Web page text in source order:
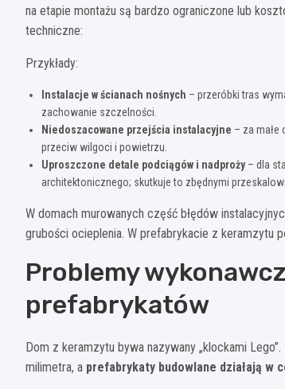
na etapie montażu są bardzo ograniczone lub
techniczne:
Przykłady:
Instalacje w ścianach nośnych – przeróbki tras
zachowanie szczelności.
Niedoszacowane przejścia instalacyjne – za
przeciw wilgoci i powietrzu.
Uproszczone detale podciągów i nadproży– dla
architektonicznego; skutkuje to zbędnymi
W domach murowanych część błędów
grubości ocieplenia. W prefabrykacie z keramzytu
Problemy
prefabrykatów
Dom z keramzytu bywa nazywany „klockami
milimetra, a prefabrykaty budowlane działają w